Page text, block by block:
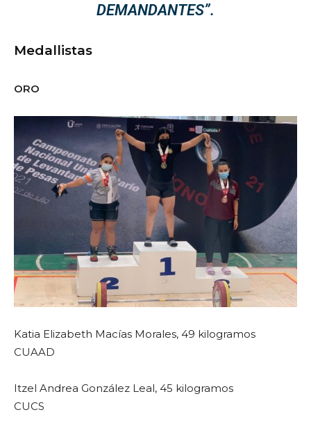
DEMANDANTES”.
Medallistas
ORO
Katia Elizabeth Macías Morales, 49 kilogramos
CUAAD
Itzel Andrea González Leal, 45 kilogramos
CUCS